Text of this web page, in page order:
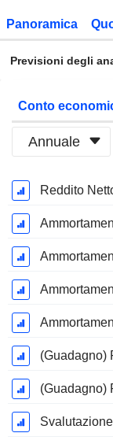
Panoramica
Previsioni degli
Conto
Annuale
Periodo
Fiscale:
Marzo
Reddito
(Guadagno)